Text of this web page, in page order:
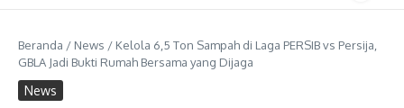
Beranda / News / Kelola 6,5 Ton Sampah di Laga PERSIB vs Persija,
GBLA Jadi Bukti Rumah Bersama yang Dijaga
News